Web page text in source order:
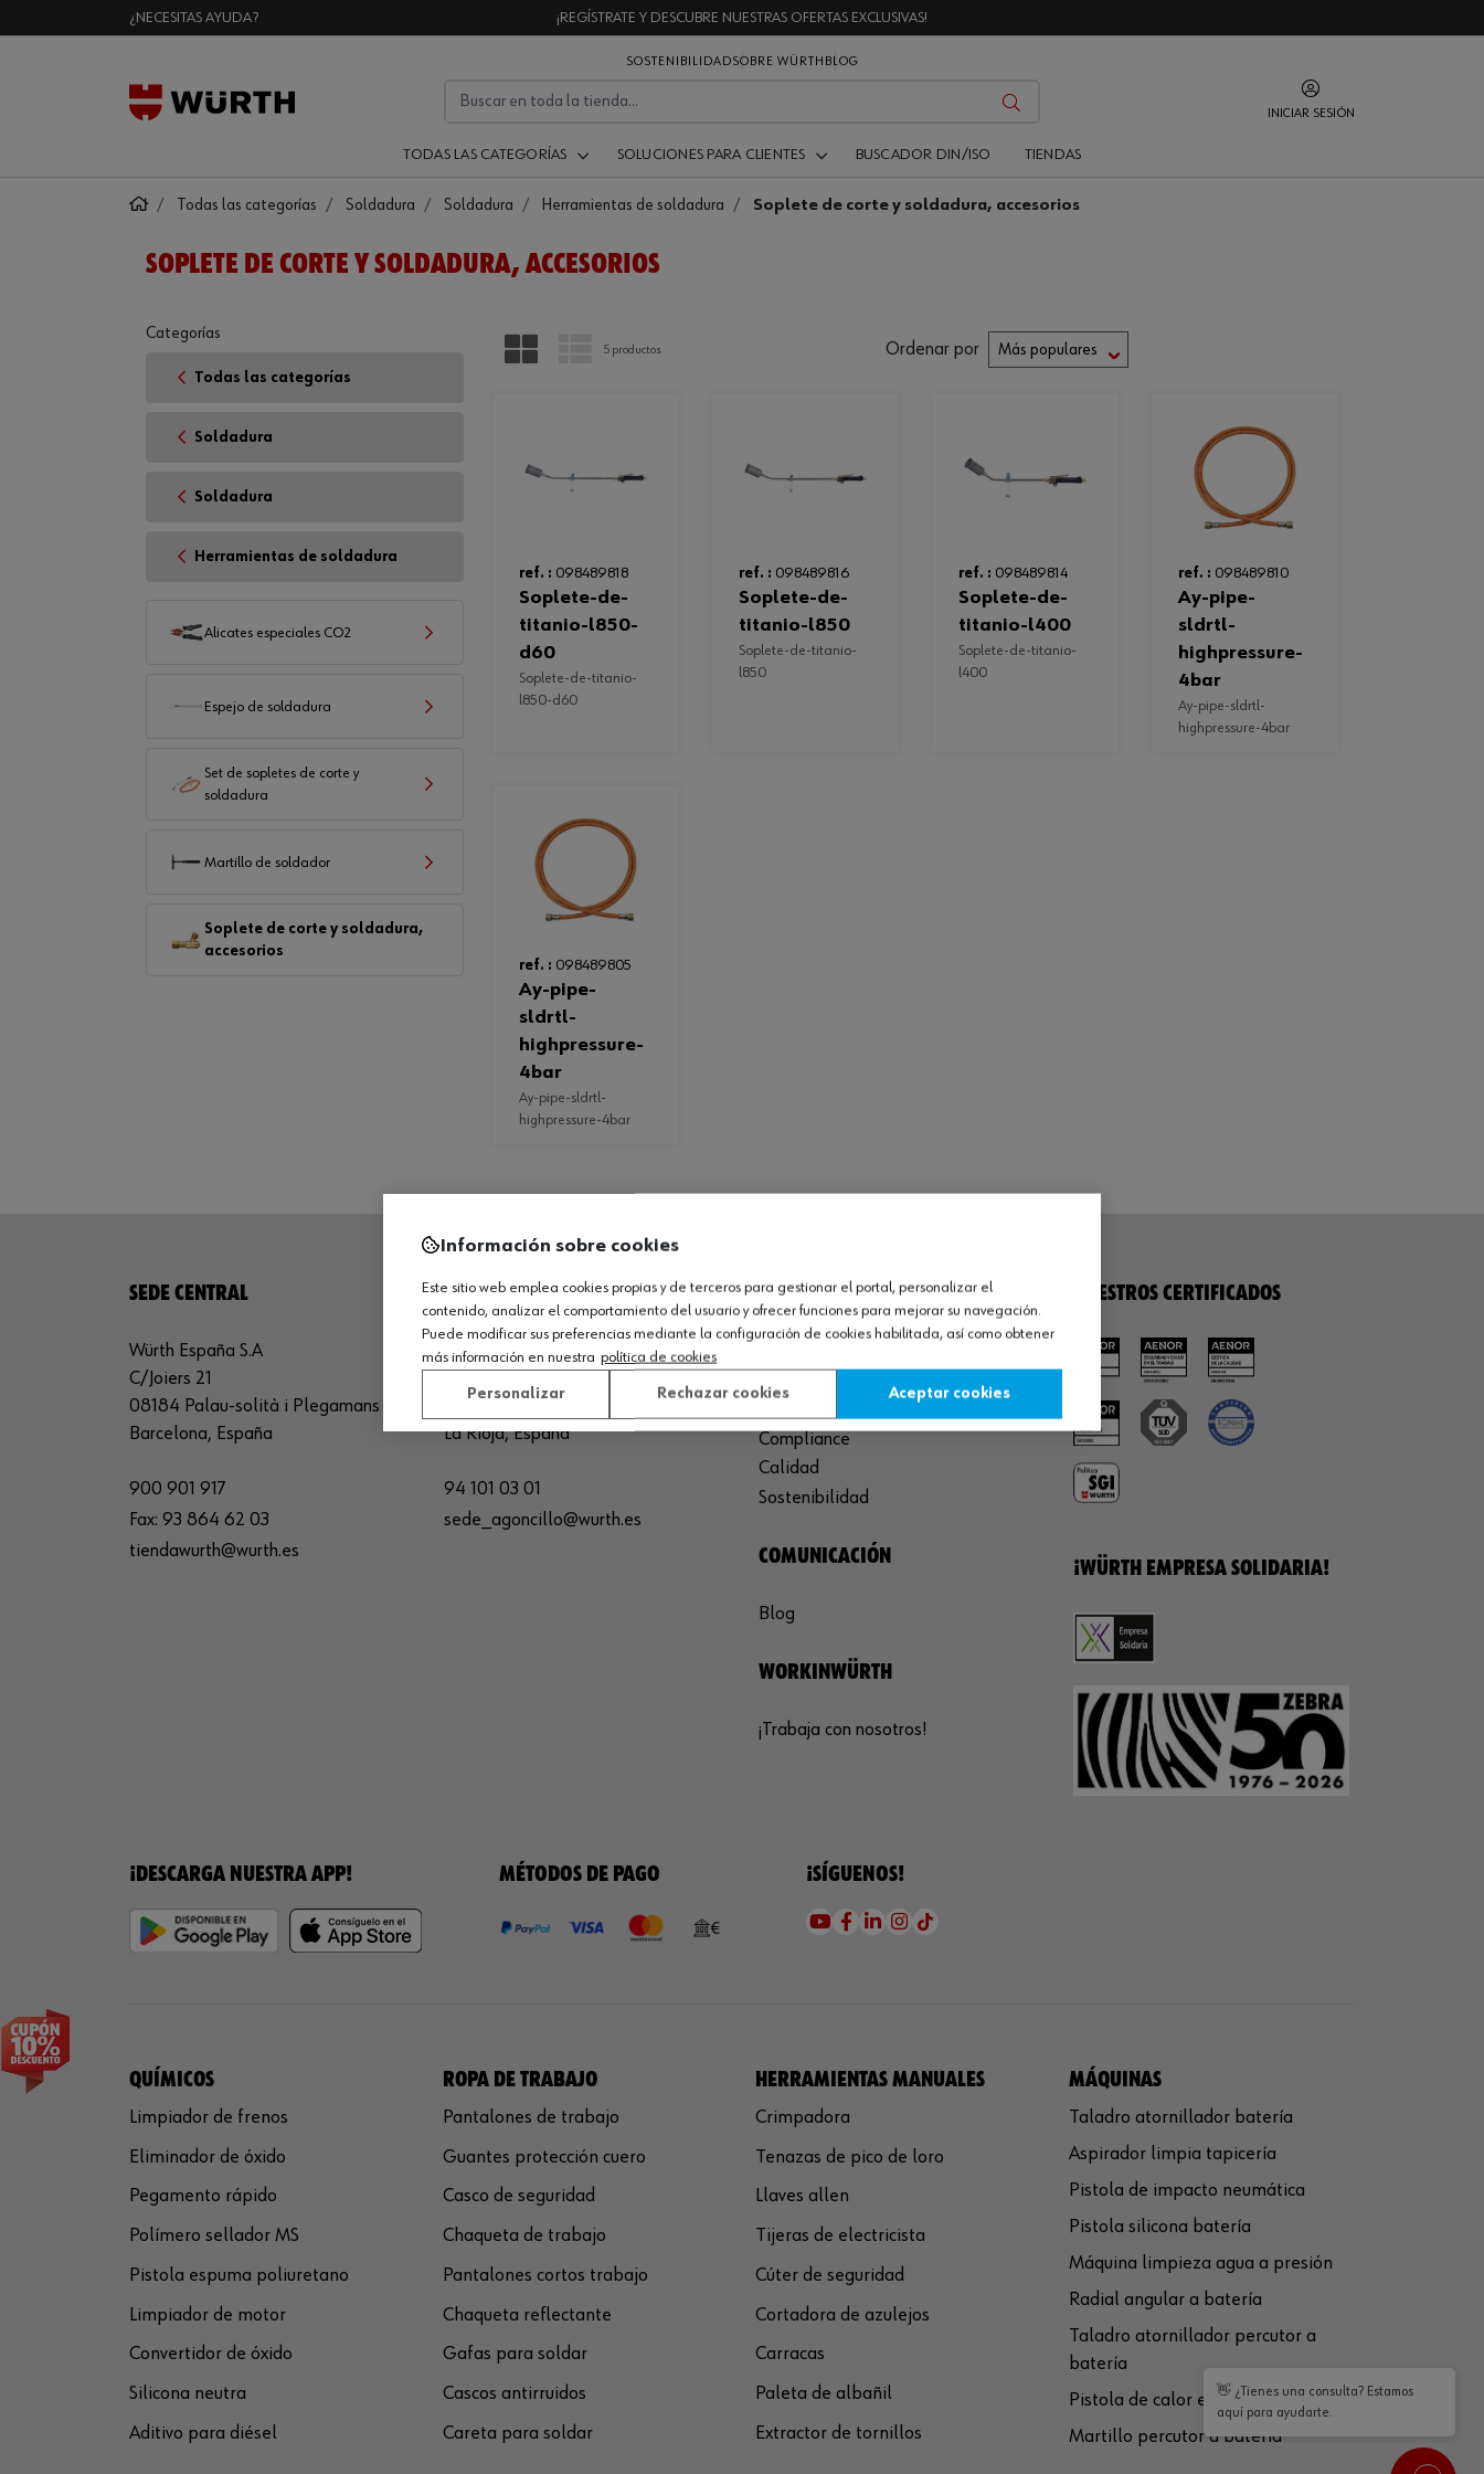
¿NECESITAS AYUDA? ¡REGÍSTRATE Y DESCUBRE NUESTRAS OFERTAS EXCLUSIVAS!
SOSTENIBILIDADSOBRE WÜRTH BLOG
INICIAR SESIÓN
TODAS LAS CATEGORÍAS SOLUCIONES PARA CLIENTES BUSCADOR DIN/ISO TIENDAS
Todas las categorías Soldadura Soldadura Herramientas de soldadura Soplete de corte y soldadura, accesorios
SOPLETE DE CORTE Y SOLDADURA, ACCESORIOS
PARRILLA LISTA
5 productos Ordenar por
ref. : 098489818
soplete-de-
titanio-l850-
d60
soplete-de-titanio-
l850-d60
ref. : 098489816
soplete-de-
titanio-l850
soplete-de-titanio-
l850
ref. : 098489814
soplete-de-
titanio-l400
soplete-de-titanio-
l400
ref. : 098489810
ay-pipe-
sldrtl-
highpressure-
4bar
ay-pipe-sldrtl-
highpressure-4bar
ref. : 098489805
ay-pipe-
sldrtl-
highpressure-
4bar
ay-pipe-sldrtl-
highpressure-4bar
Categorías
Todas las categorías
Soldadura
Soldadura
Herramientas de soldadura
Alicates especiales CO2
Espejo de soldadura
Set de sopletes de corte y
soldadura
Martillo de soldador
Soplete de corte y soldadura,
accesorios
SEDE CENTRAL
Würth España S.A
C/Joiers 21
08184 Palau-solità i Plegamans
Barcelona, España
900 901 917
Fax: 93 864 62 03
tiendawurth@wurth.es
CENTRO LOGÍSTICO / MUSEO
Würth España S.A
La Rioja, España
94 101 03 01
sede_agoncillo@wurth.es
SOBRE WÜRTH
Compliance
Calidad
Sostenibilidad
COMUNICACIÓN
Blog
WORKINWÜRTH
¡Trabaja con nosotros!
NUESTROS CERTIFICADOS
¡WÜRTH EMPRESA SOLIDARIA!
¡DESCARGA NUESTRA APP! MÉTODOS DE PAGO ¡SÍGUENOS!
QUÍMICOS
Limpiador de frenos
Eliminador de óxido
Pegamento rápido
Polímero sellador MS
Pistola espuma poliuretano
Limpiador de motor
Convertidor de óxido
Silicona neutra
Aditivo para diésel
ROPA DE TRABAJO
Pantalones de trabajo
Guantes protección cuero
Casco de seguridad
Chaqueta de trabajo
Pantalones cortos trabajo
Chaqueta reflectante
Gafas para soldar
Cascos antirruidos
Careta para soldar
HERRAMIENTAS MANUALES
Crimpadora
Tenazas de pico de loro
Llaves allen
Tijeras de electricista
Cúter de seguridad
Cortadora de azulejos
Carracas
Paleta de albañil
Extractor de tornillos
MÁQUINAS
Taladro atornillador batería
Aspirador limpia tapicería
Pistola de impacto neumática
Pistola silicona batería
Máquina limpieza agua a presión
Radial angular a batería
Taladro atornillador percutor a
batería
Pistola de calor eléctrica
Martillo percutor a batería
👋 ¿Tienes una consulta? Estamos
aquí para ayudarte.
Información sobre cookies
Este sitio web emplea cookies propias y de terceros para gestionar el portal, personalizar el
contenido, analizar el comportamiento del usuario y ofrecer funciones para mejorar su navegación.
Puede modificar sus preferencias mediante la configuración de cookies habilitada, así como obtener
más información en nuestra política de cookies
Personalizar Rechazar cookies Aceptar cookies